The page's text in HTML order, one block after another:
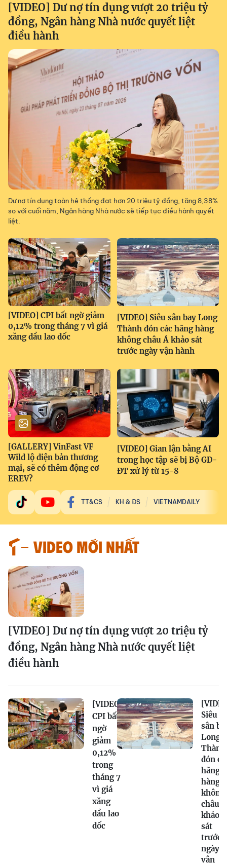
[VIDEO] Dư nợ tín dụng vượt 20 triệu tỷ
đồng, Ngân hàng Nhà nước quyết liệt
điều hành
Dư nợ tín dụng toàn hệ thống đạt hơn 20 triệu tỷ đồng, tăng 8,38%
so với cuối năm, Ngân hàng Nhà nước sẽ tiếp tục điều hành quyết
liệt.
[VIDEO] CPI bất ngờ giảm
0,12% trong tháng 7 vì giá
xăng dầu lao dốc
[VIDEO] Siêu sân bay Long
Thành đón các hãng hàng
không châu Á khảo sát
trước ngày vận hành
[GALLERY] VinFast VF
Wild lộ diện bản thương
mại, sẽ có thêm động cơ
EREV?
[VIDEO] Gian lận bằng AI
trong học tập sẽ bị Bộ GD-
ĐT xử lý từ 15-8
TT&CS KH & ĐS VIETNAMDAILY
VIDEO MỚI NHẤT
[VIDEO] Dư nợ tín dụng vượt 20 triệu tỷ
đồng, Ngân hàng Nhà nước quyết liệt
điều hành
[VIDEO]
CPI bất
ngờ
giảm
0,12%
trong
tháng 7
vì giá
xăng
dầu lao
dốc
Siêu
sân
Long
Thành
đón
hãng
hàng
không
châu Á
khảo
sát
trước
ngày
vận